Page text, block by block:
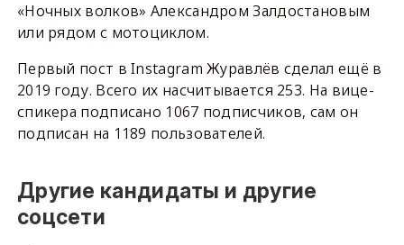
«Ночных волков» Александром Залдостановым
или рядом с мотоциклом.
Первый пост в Instagram Журавлёв сделал ещё в
2019 году. Всего их насчитывается 253. На вице-
спикера подписано 1067 подписчиков, сам он
подписан на 1189 пользователей.
Другие кандидаты и другие
соцсети